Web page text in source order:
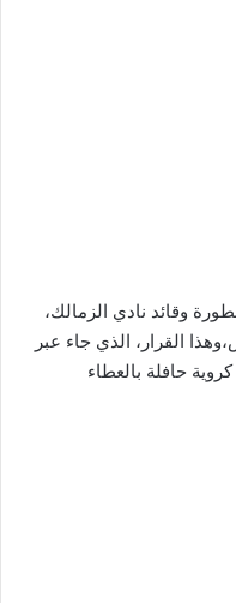
وقائد نادي الزمالك،
القرار، الذي جاء عبر
حافلة بالعطاء